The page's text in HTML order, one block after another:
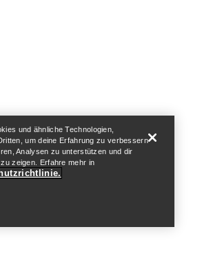
und ähnliche Technologien,
um deine Erfahrung zu verbessern
Analysen zu unterstützen und dir
zeigen. Erfahre mehr in